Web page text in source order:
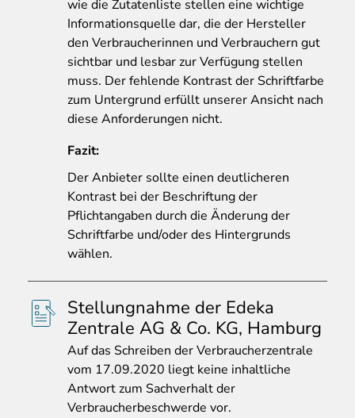
wie die Zutatenliste stellen eine wichtige
Informationsquelle dar, die der Hersteller
den Verbraucherinnen und Verbrauchern gut
sichtbar und lesbar zur Verfügung stellen
muss. Der fehlende Kontrast der Schriftfarbe
zum Untergrund erfüllt unserer Ansicht nach
diese Anforderungen nicht.
Fazit:
Der Anbieter sollte einen deutlicheren
Kontrast bei der Beschriftung der
Pflichtangaben durch die Änderung der
Schriftfarbe und/oder des Hintergrunds
wählen.
Stellungnahme der Edeka
Zentrale AG & Co. KG, Hamburg
Aufdas Schreiben der Verbraucherzentrale
vom 17.09.2020 liegt keine inhaltliche
Antwort zum Sachverhalt der
Verbraucherbeschwerde vor.